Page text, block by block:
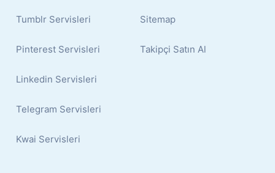
Tumblr Servisleri
Pinterest Servisleri
Linkedin Servisleri
Telegram Servisleri
Kwai Servisleri
Sitemap
Takipçi Satın Al